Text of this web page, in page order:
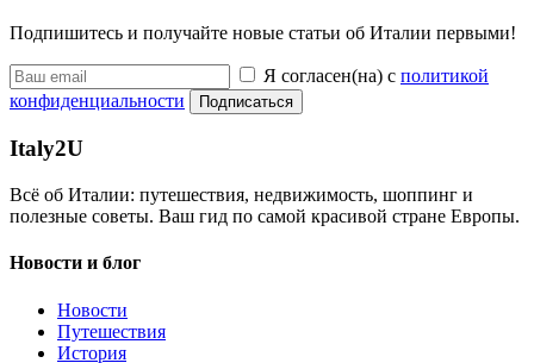
Подпишитесь и получайте новые статьи об Италии первыми!
Я согласен(на) с политикой
конфиденциальности
Подписаться
Italy2U
Всё об Италии: путешествия, недвижимость, шоппинг и
полезные советы. Ваш гид по самой красивой стране Европы.
Новости и блог
Новости
Путешествия
История